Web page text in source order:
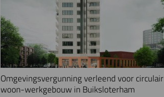
Omgevingsvergunning verleend voor circulair
woon-werkgebouw in Buiksloterham